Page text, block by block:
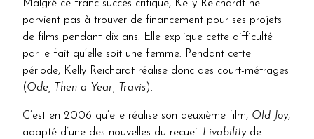
Malgré ce franc succès critique, Kelly Reichardt ne
parvient pas à trouver de financement pour ses projets
de films pendant dix ans. Elle explique cette difficulté
par le fait qu’elle soit une femme. Pendant cette
période, Kelly Reichardt réalise donc des court-métrages
(Ode, Then a Year, Travis ).
C’est en 2006 qu’elle réalise son deuxième film, Old Joy,
adapté d’une des nouvelles du recueil Livabilityde